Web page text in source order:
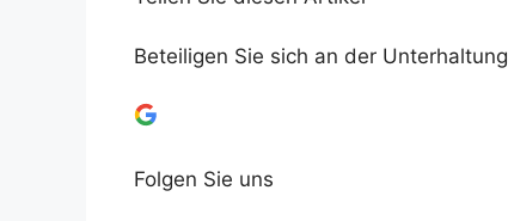
Beteiligen Sie sich an der Unterhaltung
Folgen Sie uns